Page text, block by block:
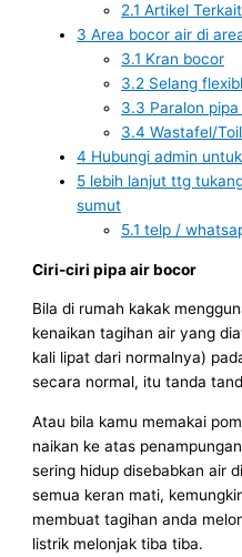
2.1 Artikel Terkait
3 Area bocor air di
3.1 Kran bocor
3.2 Selang
3.3 Paralon
3.4 Wastafel/
4 Hubungi admin
5 lebih lanjut ttg
sumut
5.1 telp /
Ciri-ciri pipa air bocor
Bila di rumah kakak
kenaikan tagihan air yang
kali lipat dari normalnya)
secara normal, itu tanda
Atau bila kamu memakai
naikan ke atas
sering hidup disebabkan air
semua keran mati,
membuat tagihan anda
listrik melonjak tiba tiba.